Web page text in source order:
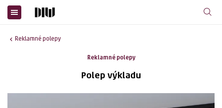
Reklamné polepy
Reklamné polepy
Polep výkladu